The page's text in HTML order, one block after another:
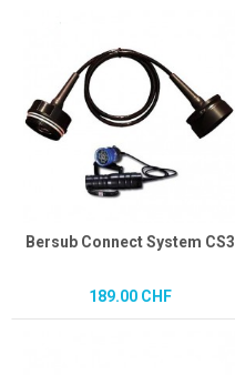
Bersub Connect System CS3
189.00 CHF